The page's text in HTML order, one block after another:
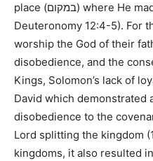
place (במקום) where He
Deuteronomy 12:4-5). For
worship the God of their
disobedience, and the
Kings, Solomon’s lack of
David which demonstrated
disobedience to the
Lord splitting the kingdom (
kingdoms, it also resulted